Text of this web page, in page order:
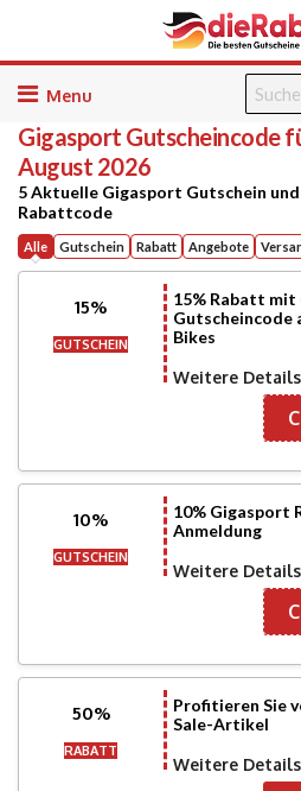
Skip
content
Gigasport Gutscheincode
August 2026
5 Aktuelle Gigasport Gutschein und
Rabattcode
Alle Gutschein Rabatt Angebote
15%
GUTSCHEIN
15% Rabatt
Gutscheincode
Bikes
Weitere Details
10%
GUTSCHEIN
10% Gigasport
Anmeldung
Weitere Details
50%
RABATT
Profitieren Sie
Sale-Artikel
Weitere Details